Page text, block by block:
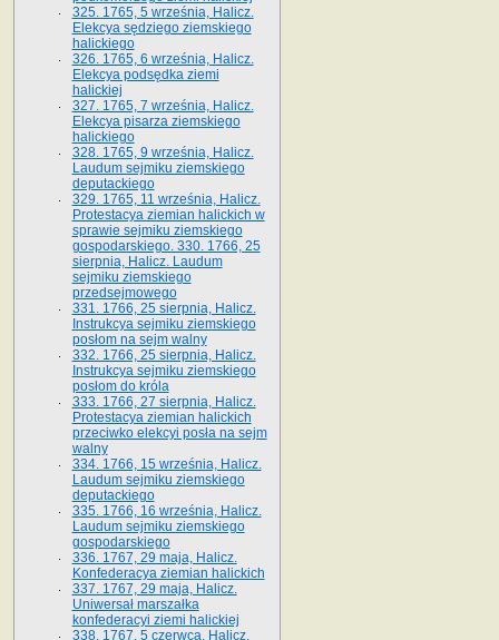
325. 1765, 5 września, Halicz.
Elekcya sędziego ziemskiego
halickiego
326. 1765, 6 września, Halicz.
Elekcya podsędka ziemi
halickiej
327. 1765, 7 września, Halicz.
Elekcya pisarza ziemskiego
halickiego
328. 1765, 9 września, Halicz.
Laudum sejmiku ziemskiego
deputackiego
329. 1765, 11 września, Halicz.
Protestacya ziemian halickich w
sprawie sejmiku ziemskiego
gospodarskiego. 330. 1766, 25
sierpnia, Halicz. Laudum
sejmiku ziemskiego
przedsejmowego
331. 1766, 25 sierpnia, Halicz.
Instrukcya sejmiku ziemskiego
posłom na sejm walny
332. 1766, 25 sierpnia, Halicz.
Instrukcya sejmiku ziemskiego
posłom do króla
333. 1766, 27 sierpnia, Halicz.
Protestacya ziemian halickich
przeciwko elekcyi posła na sejm
walny
334. 1766, 15 września, Halicz.
Laudum sejmiku ziemskiego
deputackiego
335. 1766, 16 września, Halicz.
Laudum sejmiku ziemskiego
gospodarskiego
336. 1767, 29 maja, Halicz.
Konfederacya ziemian halickich
337. 1767, 29 maja, Halicz.
Uniwersał marszałka
konfederacyi ziemi halickiej
338. 1767, 5 czerwca, Halicz.